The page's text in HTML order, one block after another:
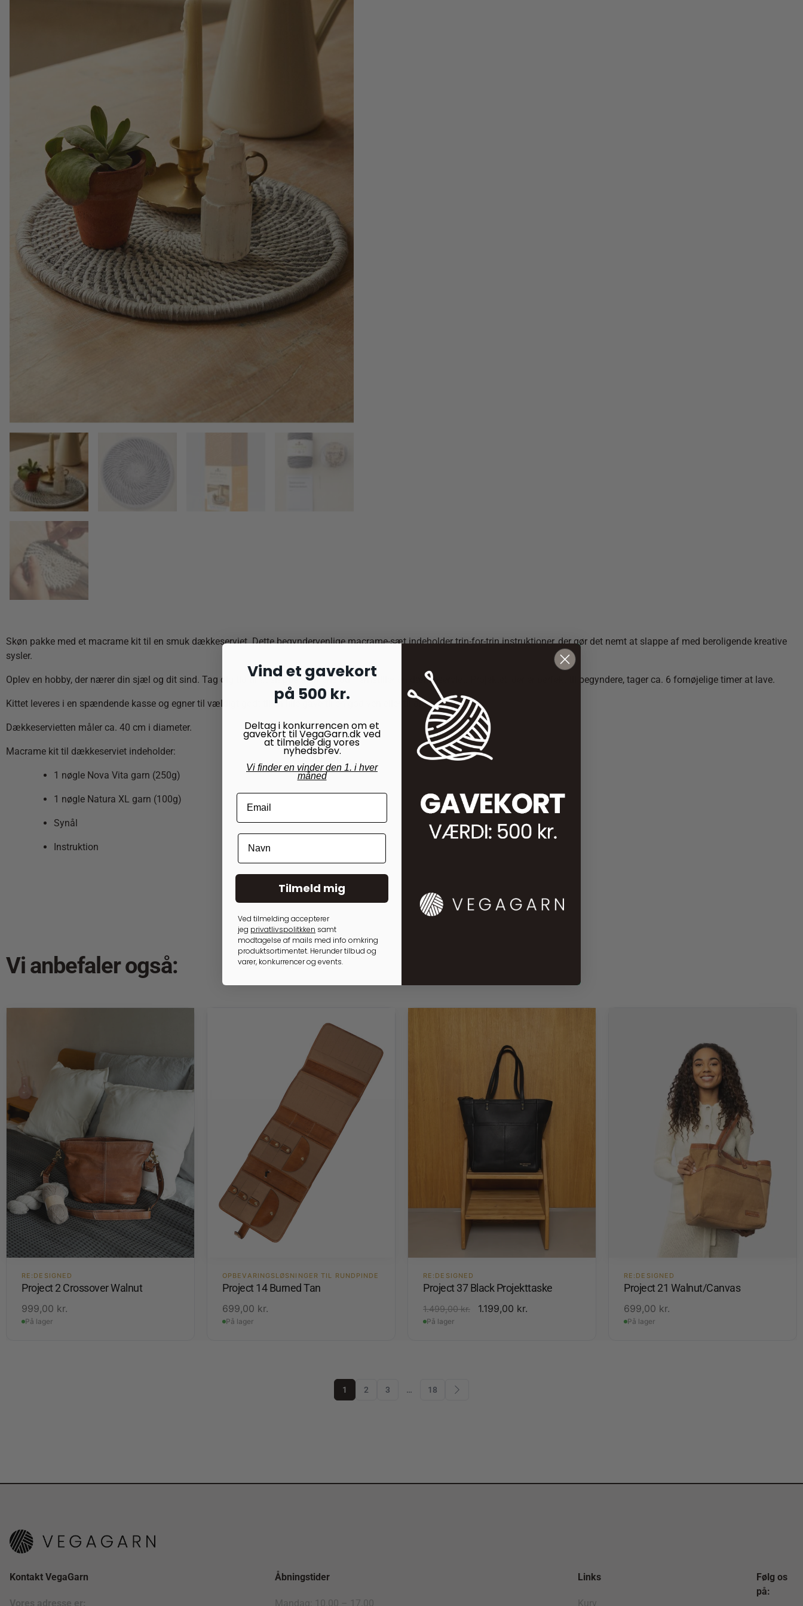
Skøn pakke med et macrame kit til en smuk dækkeserviet.Dette begyndervenlige macrame-sæt indeholder trin-for-trin instruktioner, der gør det nemt at slappe af med beroligende kreative
sysler.
Oplev en hobby, der nærer din sjæl og dit sind. Tag dig tid til at slappe af, mens du fremstiller en dækkeserviet. Projektet, der er perfekt til begyndere, tager ca. 6 fornøjelige timer at lave.
Kittet leveres i en spændende kasse og egner til vældigt godt til en lille gave til en god ven eller til dig selv.
Dækkeservietten måler ca. 40 cm i diameter.
Macrame kit til dækkeserviet indeholder:
1 nøgle Nova Vita garn (250g)
1 nøgle Natura XL garn (100g)
Synål
Instruktion
Vi anbefaler også:
RE:DESIGNED
Project 2 Crossover Walnut
999,00 kr.
På lager
OPBEVARINGSLØSNINGER TIL RUNDPINDE
Project 14 Burned Tan
699,00 kr.
På lager
RE:DESIGNED
Project 37 Black Projekttaske
1.499,00kr. 1.199,00 kr.
På lager
RE:DESIGNED
Project 21 Walnut/Canvas
699,00 kr.
På lager
1 2 3 … 18
Kontakt VegaGarn
Vores adresse er:
Åbningstider
Mandag: 10.00 – 17.00
Links
Kurv
Følg os
på:
Vind et gavekort
på 500 kr.
Deltag i konkurrencen om et
gavekort til VegaGarn.dk ved
at tilmelde dig vores
nyhedsbrev.
Vi finder en vinder den 1. i hver
måned
Tilmeld mig
Ved tilmelding accepterer
jeg privatlivspolitkken samt
modtagelse af mails med info omkring
produktsortimentet. Herunder tilbud og
varer, konkurrencer og events.